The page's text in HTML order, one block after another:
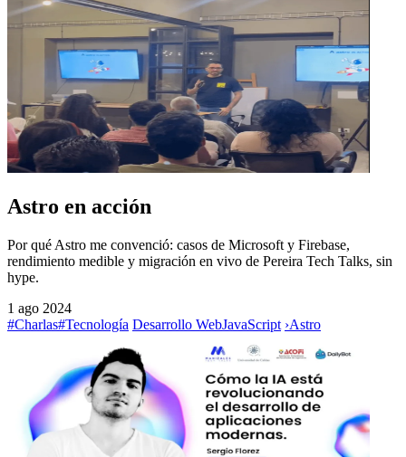
Astro en acción
Por qué Astro me convenció: casos de Microsoft y Firebase,
rendimiento medible y migración en vivo de Pereira Tech Talks, sin
hype.
1 ago 2024
#Charlas#Tecnología Desarrollo WebJavaScript ›Astro